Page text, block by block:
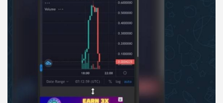
РИСКИ: СРЕДНИЕ
ПОДОЙДЕТ
ВСЕМ
РИСКИ: НИЗКИЕ
ДОХОД: НИЗКИЙ